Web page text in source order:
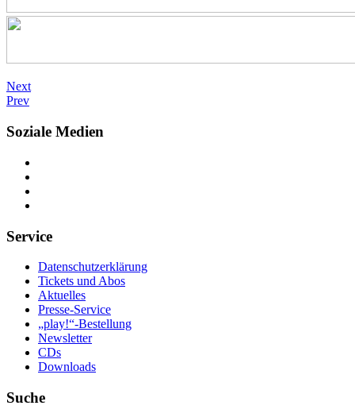
Next
Prev
Soziale Medien
Service
Datenschutzerklärung
Tickets und Abos
Aktuelles
Presse-Service
„play!“-Bestellung
Newsletter
CDs
Downloads
Suche